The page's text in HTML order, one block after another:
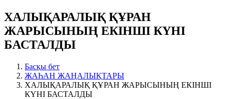
ХАЛЫҚАРАЛЫҚ ҚҰРАН
ЖАРЫСЫНЫҢ ЕКІНШІ КҮНІ
БАСТАЛДЫ
Басқы бет
ЖАҺАН ЖАҢАЛЫҚТАРЫ
ХАЛЫҚАРАЛЫҚ ҚҰРАН ЖАРЫСЫНЫҢ ЕКІНШІ
КҮНІ БАСТАЛДЫ